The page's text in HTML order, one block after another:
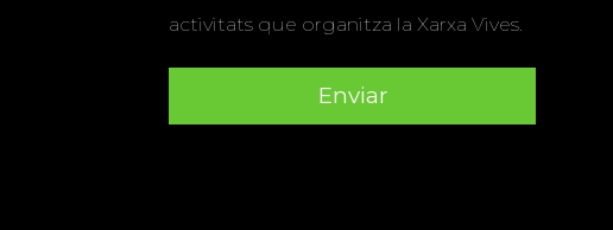
activitats que organitza la Xarxa Vives.